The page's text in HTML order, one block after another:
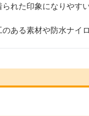
れた印象になりやす
ある素材や防水ナイ